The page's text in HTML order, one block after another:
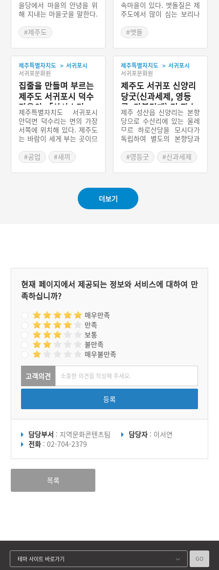
을당에서 마을의 안녕을 위
해 지내는 마을굿을 말한다.
되는 규모의 슬레이트집으
로 되어 있다. 당 옆에는 신
목인 큰 팽나무가 있다. 원
래는 이 신목만 있었는데,
나중에 당집을 지은 것이다.
#제주도
#제주도 마을이야기
속마을이 있다. 맷돌질은 제
주도에서 많이 심는 보리나
로, 맷돌질을 할 때 노래를
부른다. 혼자서 할 때는 독
창을, 둘이서 할 때는 매기
는 소리와 받는 소리로 선후
창을 한다. 「이여도하라소
리」는 맷돌질을 할 때 부르
는 선후창인데, 노랫가사는
맷돌질과 직접 관련된 내용
보다 생활에 대한 내용으로
구성되어 있다.
#맷돌
제주특별자치도 > 서귀포시
서귀포문화원
집줄을 만들며 부르는
제주도 서귀포시 덕수
마을의 「상사소리」
제주특별자치도 서귀포시
안덕면 덕수리는 면의 가장
서쪽에 위치해 있다. 제주도
는 바람이 세게 부는 곳이므
않도록 줄을 엮어서 단단히
묶는데, 이렇듯 지붕을 바둑
판처럼 얽어매는 것을 ‘집줄
때는 선소리꾼의 메기는 소
리에 맞춰 받는 사람들은 후
렴인 ‘상사∼뒤야’를 반복적
#공업
#새끼
제주특별자치도 > 서귀포시
서귀포문화원
제주도 서귀포 신양리
당굿(신과세제, 영등
굿, 마불림제) 및 잠수
굿
제주 성산읍 신양리는 본향
당으로 수산리에 있는 울레
ᄆᆞ르 하로산당을 모시다가
독립하여 별도의 본향당과
양리는 당굿의 경우 다른 곳
과 달리 두루 갖추어 벌이는
굿이라는 점과 영등굿과 잠
는 곳이라는 점에서도 의미
가 있는 곳이다. 신양리의
당굿이 두루 갖추어 벌이는
#영등굿
#신과세제
더보기
현재 페이지에서 제공되는 정보와 서비스에 대하여 만
족하십니까?
매우만족
만족
보통
불만족
매우불만족
고객의견
등록
담당부서 : 지역문화콘텐츠팀 담당자 : 이서연
전화 : 02-704-2379
목록
테마 사이트 바로가기 GO